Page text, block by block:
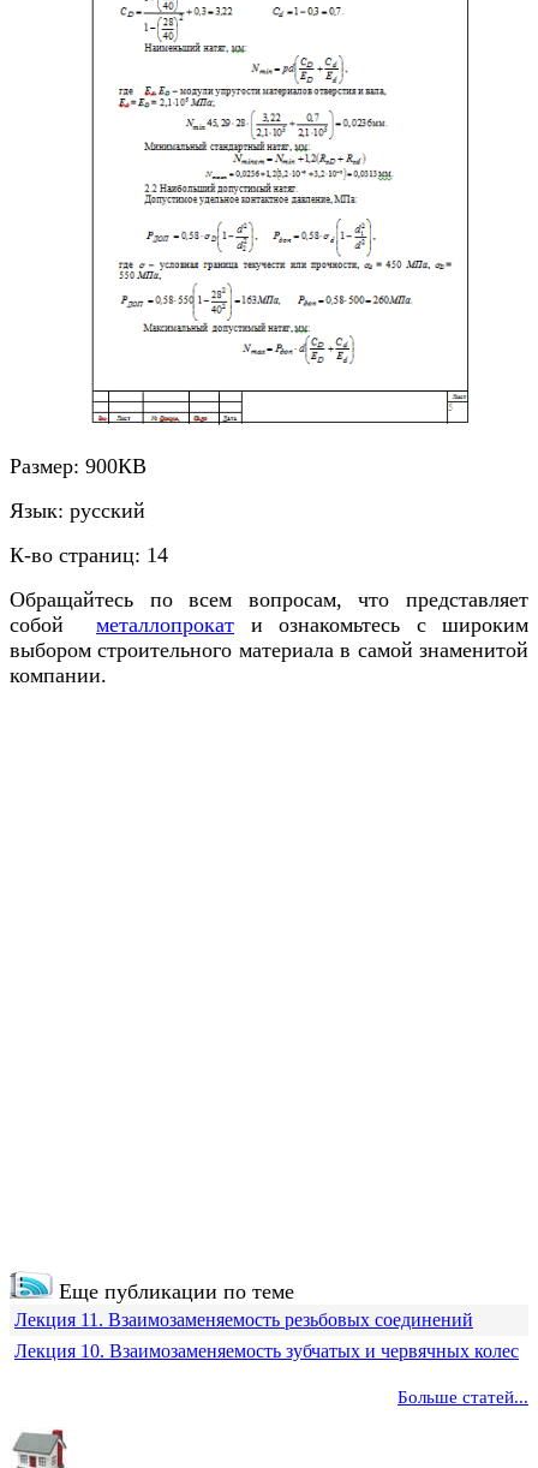
Размер: 900КВ
Язык: русский
К-во страниц: 14
Обращайтесь по всем вопросам, что представляет
собой металлопрокат и ознакомьтесь с широким
выбором строительного материала в самой знаменитой
компании.
Еще публикации по теме
Лекция 11. Взаимозаменяемость резьбовых соединений
Лекция 10. Взаимозаменяемость зубчатых и червячных колес
Больше статей...